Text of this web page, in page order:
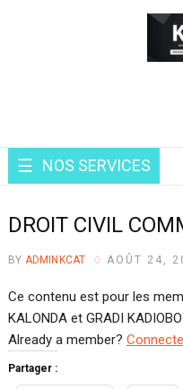
NOS SERVICES
DROIT CIVIL
BY ADMINKCAT AOÛT 24,
Ce contenu est pour les
KALONDA et GRADI
Already a member?
Partager :